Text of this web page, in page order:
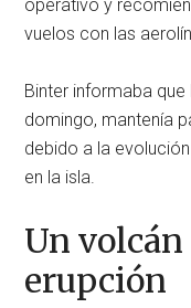
operativo y
vuelos con las
Binter informaba
domingo, mantenía
debido a la
en la isla.
Un volcán
erupción